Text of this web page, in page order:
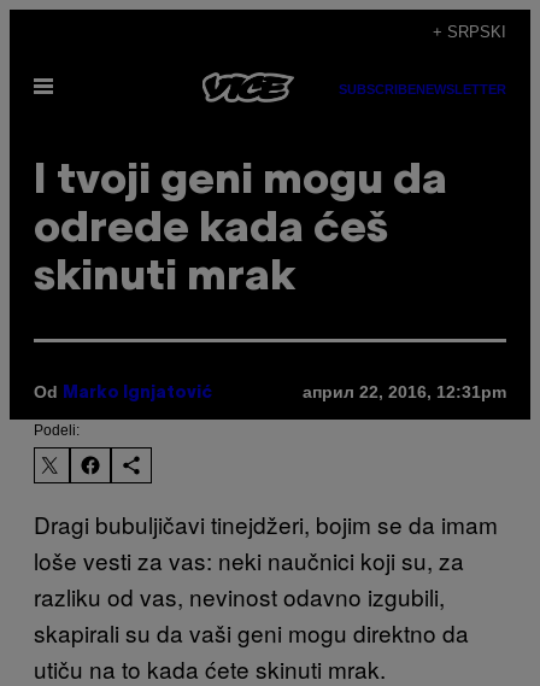
садржај
+ SRPSKI
Otvori
SUBSCRIBENEWSLETTER
​I tvoji geni mogu da
odrede kada ćeš
skinuti mrak
Od Marko Ignjatović април 22, 2016, 12:31pm
Podeli:
Dragi bubuljičavi tinejdžeri, bojim se da imam
loše vesti za vas: neki naučnici koji su, za
razliku od vas, nevinost odavno izgubili,
skapirali su da vaši geni mogu direktno da
utiču na to kada ćete skinuti mrak.